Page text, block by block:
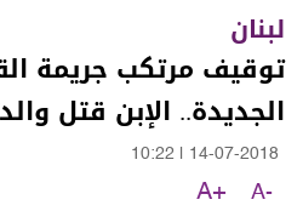
لبنان
توقيف مرتكب جريمة
الجديدة.. الإبن قتل
14-07-2018
10:22
A-
A+